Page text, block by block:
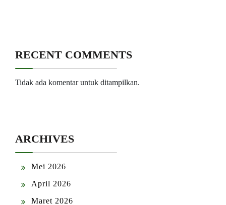
RECENT COMMENTS
Tidak ada komentar untuk ditampilkan.
ARCHIVES
Mei 2026
April 2026
Maret 2026